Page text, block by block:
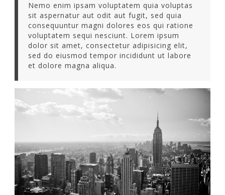
Nemo enim ipsam voluptatem quia voluptas
sit aspernatur aut odit aut fugit, sed quia
consequuntur magni dolores eos qui ratione
voluptatem sequi nesciunt. Lorem ipsum
dolor sit amet, consectetur adipisicing elit,
sed do eiusmod tempor incididunt ut labore
et dolore magna aliqua.